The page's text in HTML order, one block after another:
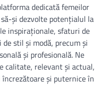
dedicată femeilor
și dezvolte potențialul la
inspiraționale, sfaturi de
stil și modă, precum și
și profesională. Ne
calitate, relevant și actual,
și puternice în